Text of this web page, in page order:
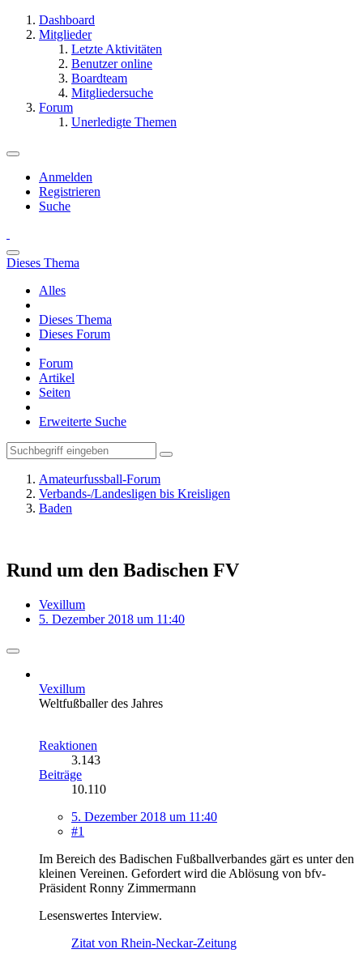
Dashboard
Mitglieder
Letzte Aktivitäten
Benutzer online
Boardteam
Mitgliedersuche
Forum
Unerledigte Themen
Anmelden
Registrieren
Suche
Dieses Thema
Alles
Dieses Thema
Dieses Forum
Forum
Artikel
Seiten
Erweiterte Suche
Amateurfussball-Forum
Verbands-/Landesligen bis Kreisligen
Baden
Rund um den Badischen FV
Vexillum
5. Dezember 2018 um 11:40
Vexillum
Weltfußballer des Jahres
Reaktionen
3.143
Beiträge
10.110
5. Dezember 2018 um 11:40
#1
Im Bereich des Badischen Fußballverbandes gärt es unter den
kleinen Vereinen. Gefordert wird die Ablösung von bfv-
Präsident Ronny Zimmermann
Lesenswertes Interview.
Zitat von Rhein-Neckar-Zeitung